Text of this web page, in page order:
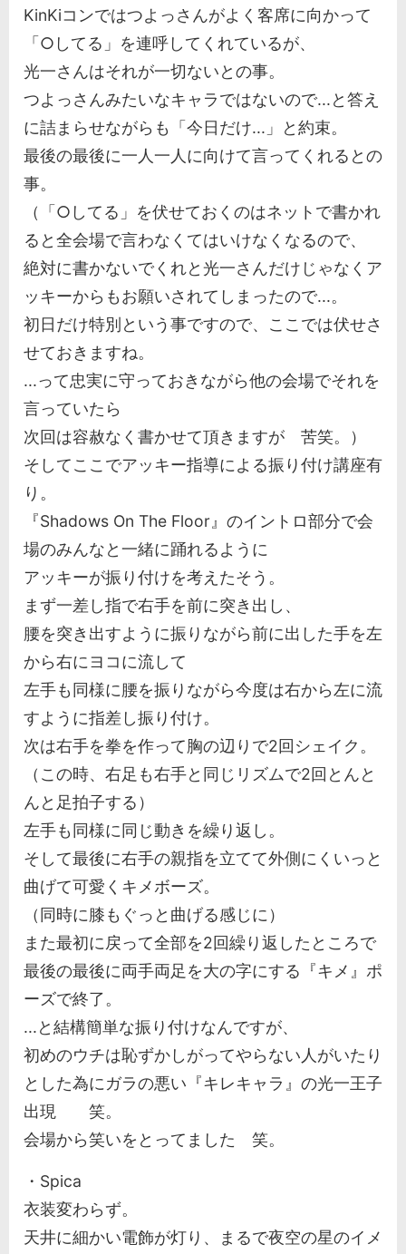
KinKiコンではつよっさんがよく客席に向かって
「○してる」を連呼してくれているが、
光一さんはそれが一切ないとの事。
つよっさんみたいなキャラではないので...と答え
に詰まらせながらも「今日だけ...」と約束。
最後の最後に一人一人に向けて言ってくれるとの
事。
（「○してる」を伏せておくのはネットで書かれ
ると全会場で言わなくてはいけなくなるので、
絶対に書かないでくれと光一さんだけじゃなくア
ッキーからもお願いされてしまったので...。
初日だけ特別という事ですので、ここでは伏せさ
せておきますね。
...って忠実に守っておきながら他の会場でそれを
言っていたら
次回は容赦なく書かせて頂きますが 苦笑。）
そしてここでアッキー指導による振り付け講座有
り。
『Shadows On The Floor』のイントロ部分で会
場のみんなと一緒に踊れるように
アッキーが振り付けを考えたそう。
まず一差し指で右手を前に突き出し、
腰を突き出すように振りながら前に出した手を左
から右にヨコに流して
左手も同様に腰を振りながら今度は右から左に流
すように指差し振り付け。
次は右手を拳を作って胸の辺りで2回シェイク。
（この時、右足も右手と同じリズムで2回とんと
んと足拍子する）
左手も同様に同じ動きを繰り返し。
そして最後に右手の親指を立てて外側にくいっと
曲げて可愛くキメボーズ。
（同時に膝もぐっと曲げる感じに）
また最初に戻って全部を2回繰り返したところで
最後の最後に両手両足を大の字にする『キメ』ポ
ーズで終了。
...と結構簡単な振り付けなんですが、
初めのウチは恥ずかしがってやらない人がいたり
とした為にガラの悪い『キレキャラ』の光一王子
出現 笑。
会場から笑いをとってました 笑。
・Spica
衣装変わらず。
天井に細かい電飾が灯り、まるで夜空の星のイメ